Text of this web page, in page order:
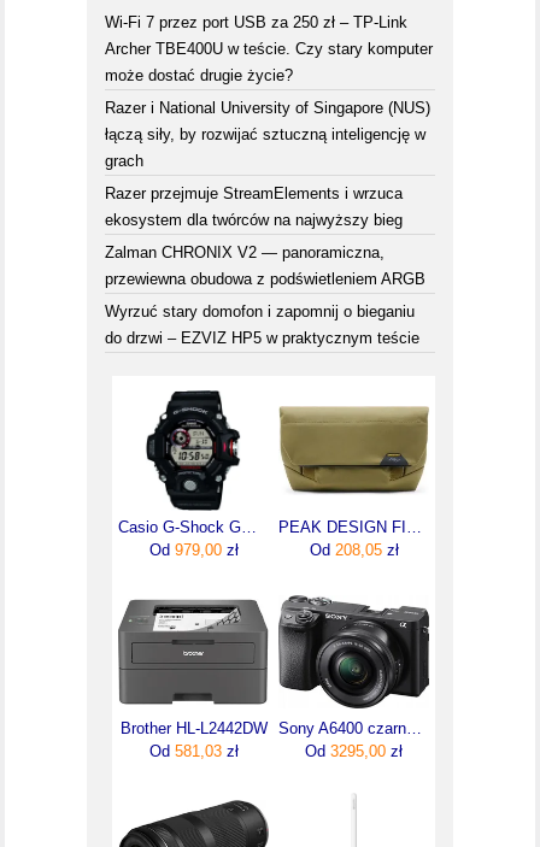
Wi-Fi 7 przez port USB za 250 zł – TP-Link
Archer TBE400U w teście. Czy stary komputer
może dostać drugie życie?
Razer i National University of Singapore (NUS)
łączą siły, by rozwijać sztuczną inteligencję w
grach
Razer przejmuje StreamElements i wrzuca
ekosystem dla twórców na najwyższy bieg
Zalman CHRONIX V2 — panoramiczna,
przewiewna obudowa z podświetleniem ARGB
Wyrzuć stary domofon i zapomnij o bieganiu
do drzwi – EZVIZ HP5 w praktycznym teście
Casio G-Shock GW-9400-1ER
Od 979,00zł
PEAK DESIGN FIELD POUCH v2 Kelp - OLIWKOWA Torba Foto z PASKIEM
Od 208,05zł
Brother HL-L2442DW
Od 581,03zł
Sony A6400 czarny + 16-50mm
Od 3295,00 zł